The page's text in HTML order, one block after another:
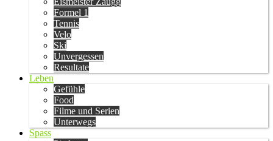
Formel 1
Tennis
Velo
Ski
Unvergessen
Resultate
Leben
Gefühle
Food
Filme und Serien
Unterwegs
Spass